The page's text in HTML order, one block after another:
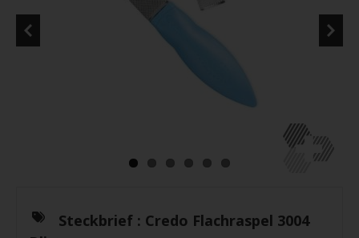
Steckbrief : Credo Flachraspel 3004